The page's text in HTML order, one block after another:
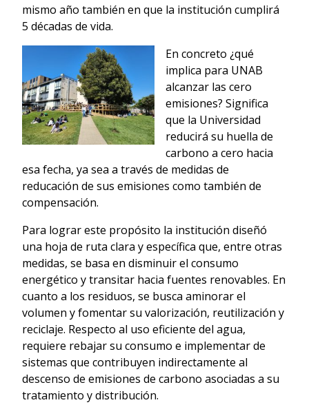
mismo año también en que la institución cumplirá
5 décadas de vida.
En concreto ¿qué
implica para UNAB
alcanzar las cero
emisiones? Significa
que la Universidad
reducirá su huella de
carbono a cero hacia
esa fecha, ya sea a través de medidas de
reducación de sus emisiones como también de
compensación.
Para lograr este propósito la institución diseñó
una hoja de ruta clara y específica que, entre otras
medidas, se basa en disminuir el consumo
energético y transitar hacia fuentes renovables. En
cuanto a los residuos, se busca aminorar el
volumen y fomentar su valorización, reutilización y
reciclaje. Respecto al uso eficiente del agua,
requiere rebajar su consumo e implementar de
sistemas que contribuyen indirectamente al
descenso de emisiones de carbono asociadas a su
tratamiento y distribución.